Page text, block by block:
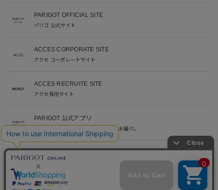
PARIGOT OFFICIAL SITE
パリゴ 公式サイト
ACCES CORPORATE SITE
アクセ コーポレートサイト
ACCES RECRUITE SITE
アクセ採用サイト
PARIGOT 公式アプリ
新着情報を、プッシュ通知でいち早くお届け。
©︎ACCES co. ltd. all rights reserved
※当サイト掲載写真のオークションなどへの二次転用を固く禁じます。